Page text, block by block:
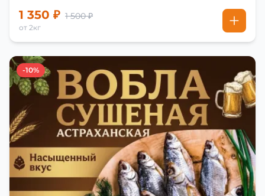
1 350 ₽ 1 500 ₽
от 2кг
-10%